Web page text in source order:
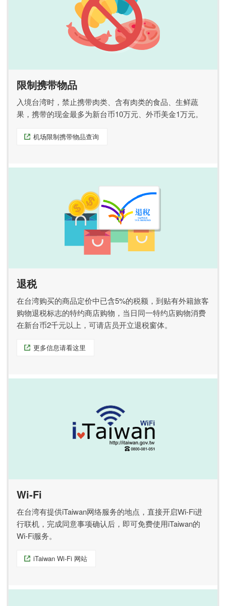
限制携带物品
入境台湾时，禁止携带肉类、含有肉类的食品、生鲜蔬
果，携带的现金最多为新台币10万元、外币美金1万元。
机场限制携带物品查询
退税
在台湾购买的商品定价中已含5%的税额，到贴有外籍旅客
购物退税标志的特约商店购物，当日同一特约店购物消费
在新台币2千元以上，可请店员开立退税窗体。
更多信息请看这里
Wi-Fi
在台湾有提供iTaiwan网络服务的地点，直接开启Wi-Fi进
行联机，完成同意事项确认后，即可免费使用iTaiwan的
Wi-Fi服务。
iTaiwan Wi-Fi 网站